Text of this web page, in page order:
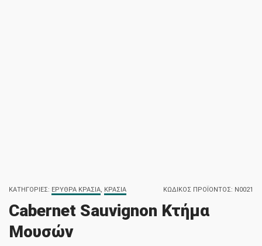
ΚΩΔΙΚΌΣ ΠΡΟΪΌΝΤΟΣ: N0021
ΚΑΤΗΓΟΡΊΕΣ: ΕΡΥΘΡΆ ΚΡΑΣΙΆ, ΚΡΑΣΙΆ
Cabernet Sauvignon Κτήμα
Μουσών